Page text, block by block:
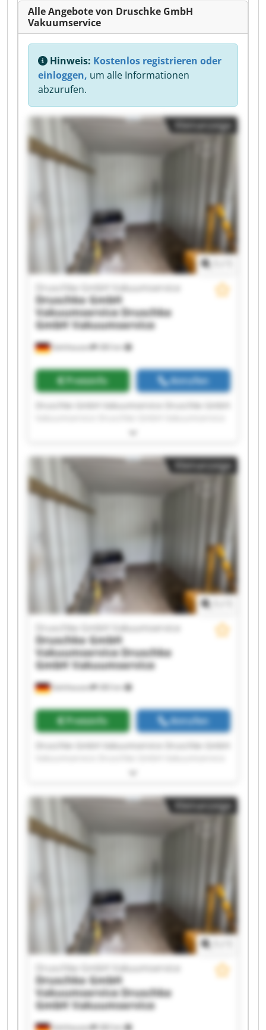
Alle Angebote von Druschke GmbH
Vakuumservice
Hinweis: Kostenlos registrieren oder
einloggen, um alle Informationen
abzurufen.
Kleinanzeige
Gelnhausen 380 km
Druschke GmbH Vakuumservice
Druschke GmbH
VakuumserviceDruschke
GmbH Vakuumservice
Preisinfo Anrufen
Druschke GmbH Vakuumservice Druschke GmbH
Druschke GmbH Vakuumservice Druschke GmbH
Vakuumservice Druschke GmbH Vakuumservice
Druschke GmbH Vakuumservice Druschke GmbH
Vakuumservice Druschke GmbH Vakuumservice
Druschke GmbH Vakuumservice Druschke GmbH
Vakuumservice Druschke GmbH Vakuumservice
Druschke GmbH Vakuumservice Druschke GmbH
Vakuumservice
Kleinanzeige
Gelnhausen 380 km
Druschke GmbH Vakuumservice
Druschke GmbH
VakuumserviceDruschke
GmbH Vakuumservice
Preisinfo Anrufen
Druschke GmbH Vakuumservice Druschke GmbH
Druschke GmbH Vakuumservice Druschke GmbH
Vakuumservice Druschke GmbH Vakuumservice
Druschke GmbH Vakuumservice Druschke GmbH
Vakuumservice Druschke GmbH Vakuumservice
Druschke GmbH Vakuumservice Druschke GmbH
Vakuumservice Druschke GmbH Vakuumservice
Druschke GmbH Vakuumservice Druschke GmbH
Vakuumservice
Kleinanzeige
Gelnhausen 380 km
Druschke GmbH Vakuumservice
Druschke GmbH
VakuumserviceDruschke
GmbH Vakuumservice